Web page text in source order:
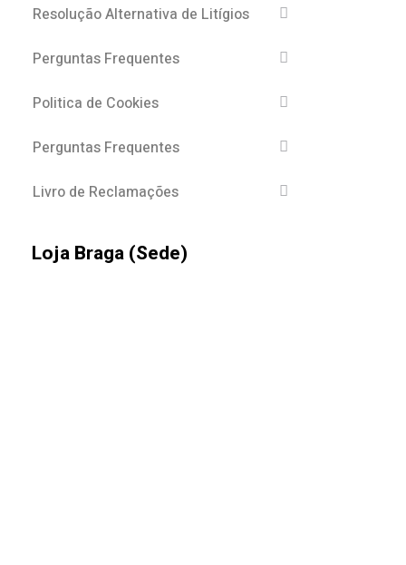
Resolução Alternativa de Litígios
Perguntas Frequentes
Politica de Cookies
Perguntas Frequentes
Livro de Reclamações
Loja Braga (Sede)